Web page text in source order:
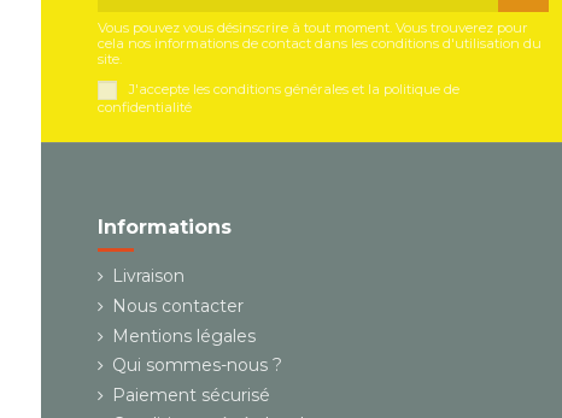
Vous pouvez vous désinscrire à tout moment. Vous trouverez pour
cela nos informations de contact dans les conditions d'utilisation du
site.
J'accepte les conditions générales et la politique de
confidentialité
Informations
Livraison
Nous contacter
Mentions légales
Qui sommes-nous ?
Paiement sécurisé